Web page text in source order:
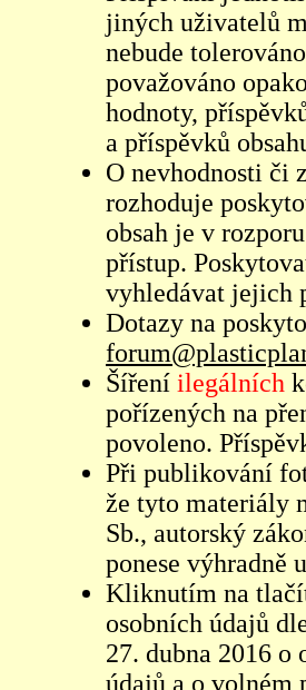
jiných uživatelů
nebude
považováno
hodnoty,
a příspěvků
O nevhodnosti či
rozhoduje
obsah je v
přístup.
vyhledávat jejich
Dotazy na
Šíření ilegálních
pořízených na
povoleno.
Při publikování
že tyto materiály
Sb., autorský
ponese
Kliknutím na
osobních údajů
27. dubna 2016 o
údajů a o volném